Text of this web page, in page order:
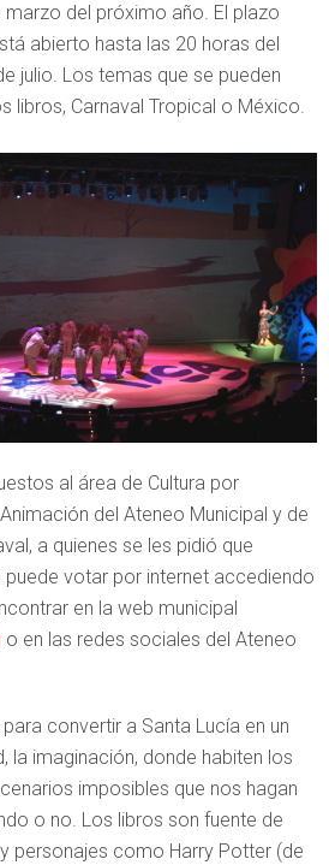
del próximo año. El plazo
abierto hasta las 20 horas del
julio. Los temas que se pueden
libros, Carnaval Tropical o México.
al área de Cultura por
del Ateneo Municipal y de
a quienes se les pidió que
puede votar por internet accediendo
en la web municipal
o en las redes sociales del Ateneo
convertir a Santa Lucía en un
la imaginación, donde habiten los
imposibles que nos hagan
o no. Los libros son fuente de
personajes como Harry Potter (de